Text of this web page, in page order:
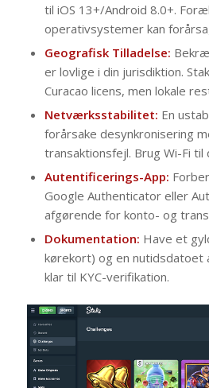
til iOS 13+/Android 8.0+.
operativsystemer kan
Geografisk Tilladelse:
er lovlige i din jurisdiktion.
Curacao licens, men lokale
Netværksstabilitet: En
forårsake desynkronisering
transaktionsfejl. Brug Wi-Fi
Autentificerings-App:
Google Authenticator eller
afgørende for konto- og
Dokumentation: Have et
kørekort) og en
klar til KYC-verifikation.